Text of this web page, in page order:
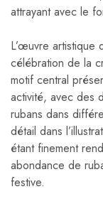
attrayant avec le
L’œuvre artistique
célébration de la
motif central
activité, avec des
rubans dans
détail dans
étant finement
abondance de
festive.